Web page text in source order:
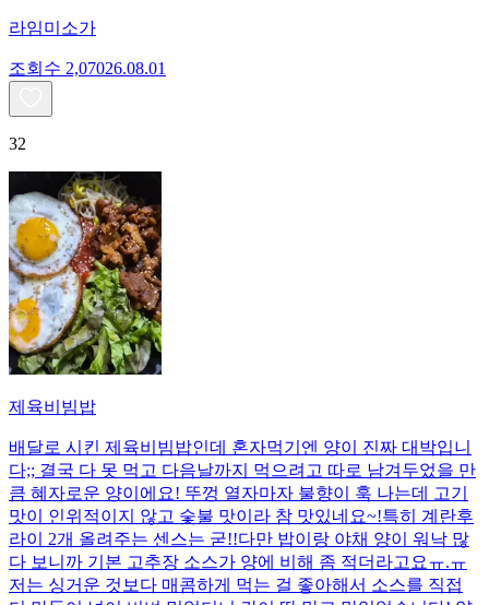
라임미소가
조회수 2,07026.08.01
32
제육비빔밥
배달로 시킨 제육비빔밥인데 혼자먹기엔 양이 진짜 대박입니
다;; 결국 다 못 먹고 다음날까지 먹으려고 따로 남겨두었을 만
큼 혜자로운 양이에요! 뚜껑 열자마자 불향이 훅 나는데 고기
맛이 인위적이지 않고 숯불 맛이라 참 맛있네요~!특히 계란후
라이 2개 올려주는 센스는 굳!! ​다만 밥이랑 야채 양이 워낙 많
다 보니까 기본 고추장 소스가 양에 비해 좀 적더라고요ㅠ.ㅠ
저는 싱거운 것보다 매콤하게 먹는 걸 좋아해서 소스를 직접